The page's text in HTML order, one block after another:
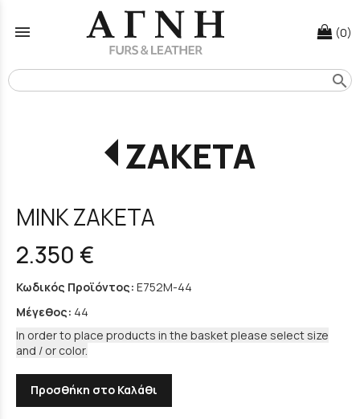
menu (0)
search
ΖΑΚΕΤΑ
MINK ZAKETA
2.350 €
Κωδικός Προϊόντος: Ε752Μ-44
Μέγεθος: 44
In order to place products in the basket please select size
and / or color.
Προσθήκη στο Καλάθι